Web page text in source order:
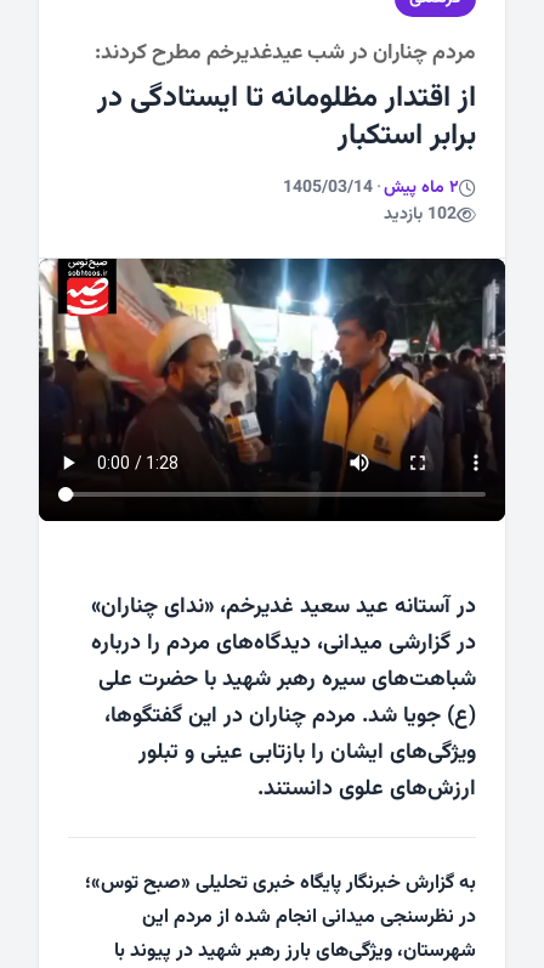
ورزشی
مردم چناران در شب عیدغدیرخم مطرح کردند:
از اقتدار مظلومانه تا ایستادگی در
برابر استکبار
2 ماه پیش ·
1405/03/14
102 بازدید
در آستانه عید سعید غدیرخم، «ندای چناران»
در گزارشی میدانی، دیدگاه‌های مردم را درباره
شباهت‌های سیره رهبر شهید با حضرت علی
(ع) جویا شد. مردم چناران در این گفتگوها،
ویژگی‌های ایشان را بازتابی عینی و تبلور
ارزش‌های علوی دانستند.
به گزارش خبرنگار پایگاه خبری تحلیلی «صبح توس»؛
در نظرسنجی میدانی انجام شده از مردم این
شهرستان، ویژگی‌های بارز رهبر شهید در پیوند با